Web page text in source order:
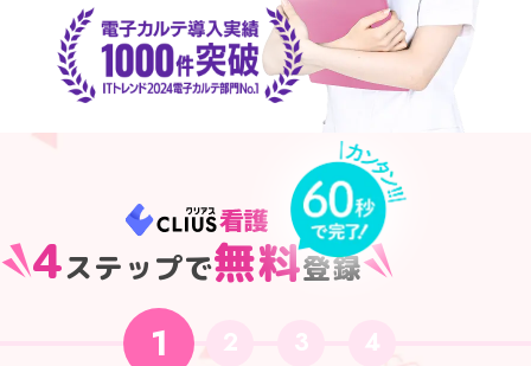
4ステップで無料登録
1 2 3 4